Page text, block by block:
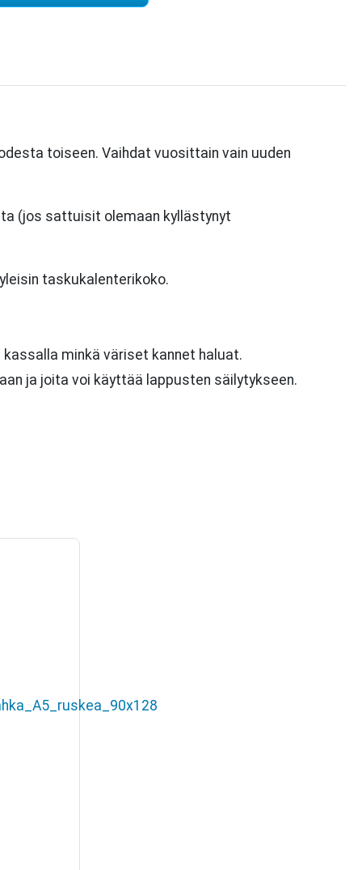
toiseen. Vaihdat vuosittain vain uuden
(jos sattuisit olemaan kyllästynyt
taskukalenterikoko.
minkä väriset kannet haluat.
ja joita voi käyttää lappusten säilytykseen.